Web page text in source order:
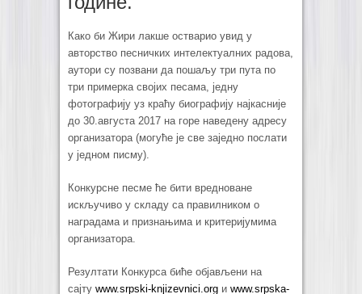
Како би Жири лакше остварио увид у
авторство песничких интелектуалних радова,
аутори су позвани да пошаљу три пута по
три примерка својих песама, једну
фотографију уз краћу биографију најкасније
до 30.августа 2017 на горе наведену адресу
организатора (могуће је све заједно послати
у једном писму).
Конкурсне песме ће бити вредноване
искључиво у складу са правилником о
наградама и признањима и критеријумима
организатора.
Резултати Конкурса биће објављени на
сајту www.srpski-knjizevnici.org и www.srpska-